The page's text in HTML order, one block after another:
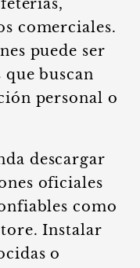
comerciales.
puede ser
buscan
personal o
descargar
oficiales
como
Instalar
o